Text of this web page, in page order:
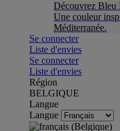
Découvrez Bleu
Une couleur
Méditerranée.
Se connecter
Liste d'envies
Se connecter
Liste d'envies
Région
BELGIQUE
Langue
Langue